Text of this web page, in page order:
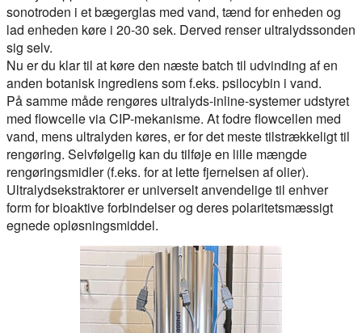
sonotroden i et bægerglas med vand, tænd for enheden og
lad enheden køre i 20-30 sek. Derved renser ultralydssonden
sig selv.
Nu er du klar til at køre den næste batch til udvinding af en
anden botanisk ingrediens som f.eks. psilocybin i vand.
På samme måde rengøres ultralyds-inline-systemer udstyret
med flowcelle via CIP-mekanisme. At fodre flowcellen med
vand, mens ultralyden køres, er for det meste tilstrækkeligt til
rengøring. Selvfølgelig kan du tilføje en lille mængde
rengøringsmidler (f.eks. for at lette fjernelsen af olier).
Ultralydsekstraktorer er universelt anvendelige til enhver
form for bioaktive forbindelser og deres polaritetsmæssigt
egnede opløsningsmiddel.